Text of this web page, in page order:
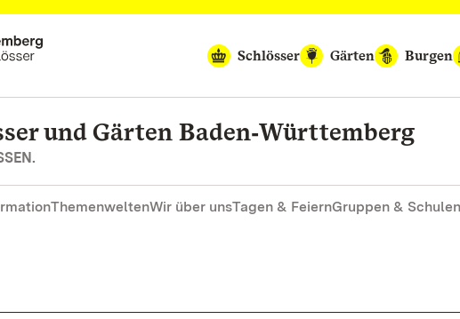
Schlösser
Gärten Burgen
und Gärten Baden‑Württemberg
ThemenweltenWir über unsTagen & FeiernGruppen & Schulen